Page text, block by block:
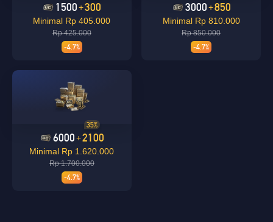
1500 +300
Minimal Rp 405.000
Rp 425.000
-4.7%
3000+850
Minimal Rp 810.000
Rp 850.000
-4.7%
6000+2100
35%
Minimal Rp 1.620.000
Rp 1.700.000
-4.7%